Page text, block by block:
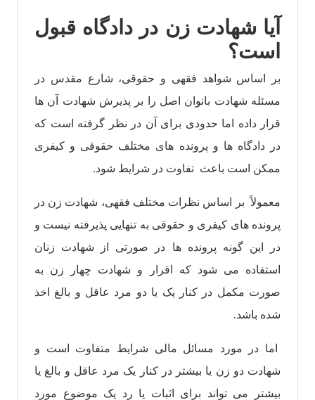
آیا شهادت زن در دادگاه قبول
است؟
بر اساس شواهد فقهی و حقوقی، شارع مقدس در
مسئله شهادت بانوان اصل را بر پذیرش شهادت آن ها
قرار داده اما حدودی برای آن در نظر گرفته است که
در دادگاه ها و پرونده های مختلف حقوقی و کیفری
ممکن است باعث تفاوت در شرایط شود.
معمولاً بر اساس نظرات مختلف فقهی، شهادت زن در
پرونده های کیفری و حقوقی به تنهایی پذیرفته نیست و
در این گونه پرونده ها در صورتی از شهادت زنان
استفاده می شود که اقرار و شهادت چهار زن به
صورت مکمل در کنار یک یا دو مرد عاقل و بالغ اخذ
شده باشد.
اما در مورد مسائل مالی شرایط متفاوت است و
شهادت دو زن یا بیشتر در کنار یک مرد عاقل و بالغ یا
بیشتر می تواند برای اثبات یا رد یک موضوع مورد